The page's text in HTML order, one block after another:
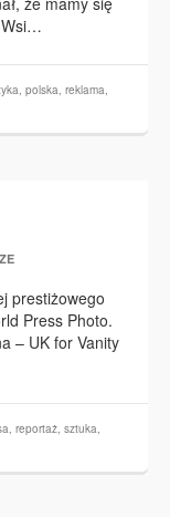
Wsi…
, polska, reklama,
prestiżowego
Press Photo.
– UK for Vanity
, reportaż, sztuka,